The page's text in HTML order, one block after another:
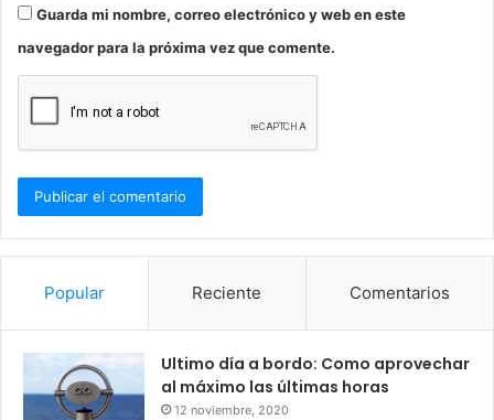
Guarda mi nombre, correo electrónico y web en este
navegador para la próxima vez que comente.
Popular Reciente Comentarios
Ultimo día a bordo: Como aprovechar
al máximo las últimas horas
12 noviembre, 2020